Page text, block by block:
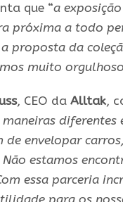
que “a
próxima a todo
proposta da
muito
, CEO da Alltak,
diferentes
de envelopar
Não estamos
essa parceria